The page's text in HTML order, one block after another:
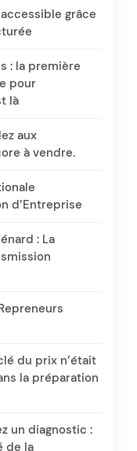
grâce
: la première
pour
là
aux
à vendre.
d’Entreprise
: La
du prix n’était
la préparation
un diagnostic :
de la